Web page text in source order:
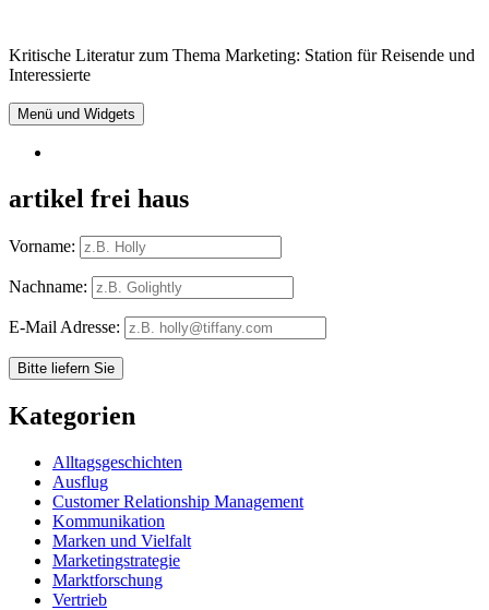
Inhalt
Kritische Literatur zum Thema Marketing: Station für Reisende und
Interessierte
Menü und Widgets
artikel frei haus
Vorname:
Nachname:
E-Mail Adresse:
Kategorien
Alltagsgeschichten
Ausflug
Customer Relationship Management
Kommunikation
Marken und Vielfalt
Marketingstrategie
Marktforschung
Vertrieb